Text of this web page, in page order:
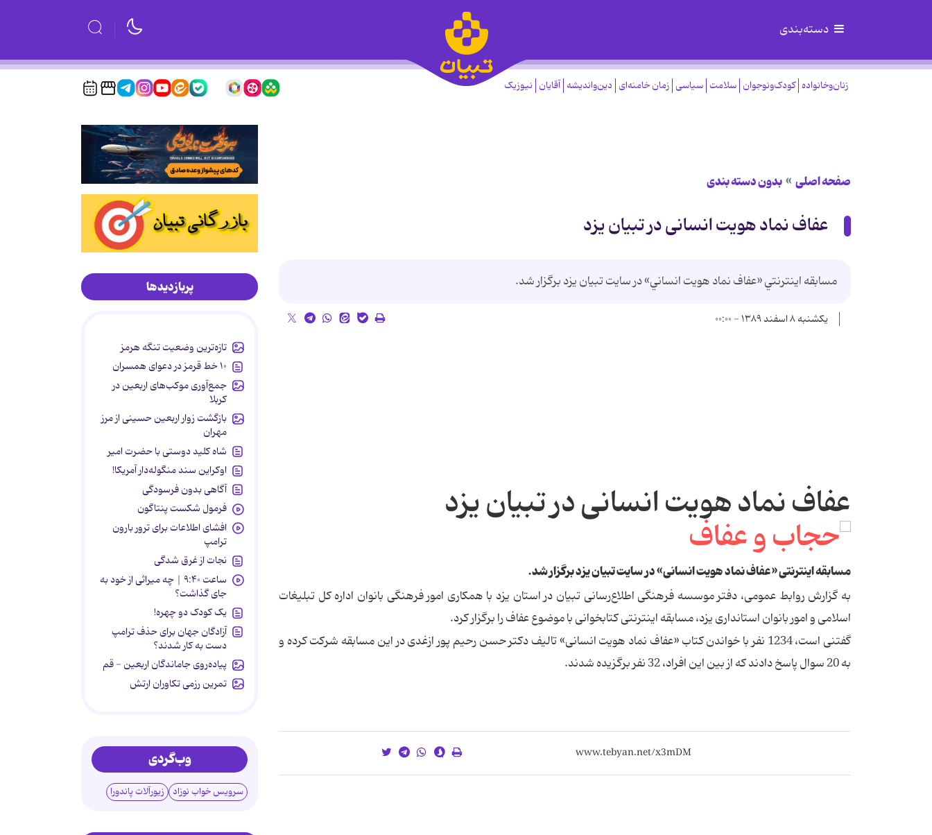
دسته‌بندی
زنان‌وخانواده کودک‌ونوجوان سلامت سیاسی زمان خامنه‌ای دین‌واندیشه آقایان نیوزیک
صفحه اصلی بدون دسته بندی
عفاف نماد هويت انسانی در تبیان یزد
مسابقه اينترنتي «عفاف نماد هويت انساني» در سایت تبيان يزد برگزار شد.
یکشنبه ۸ اسفند ۱۳۸۹ - ۰۰:۰۰
عفاف نماد هویت انسانی در تبیان یزد
مسابقه اینترنتی «عفاف نماد هویت انسانی» در سایت تبیان یزد برگزار شد.
به گزارش روابط عمومی، دفتر موسسه فرهنگی اطلاع‌رسانی تبیان در استان یزد با همکاری امور فرهنگی بانوان اداره کل تبلیغات
اسلامی و امور بانوان استانداری یزد، مسابقه اینترنتی کتابخوانی با موضوع عفاف را برگزار کرد.
گفتنی است، 1234 نفر با خواندن کتاب «عفاف نماد هویت انسانی» تالیف دکتر حسن رحیم پور ازغدی در این مسابقه شرکت کرده و
به 20 سوال پاسخ دادند که از بین این افراد، 32 نفر برگزیده شدند.
پربازدیدها
تازه‌ترین وضعیت تنگه هرمز
۱۰ خط قرمز در دعوای همسران
جمع‌آوری موکب‌های اربعین در
کربلا
بازگشت زوار اربعین حسینی از مرز
مهران
شاه کلید دوستی با حضرت امیر
اوکراین سند منگوله‌دار آمریکا!
آگاهی بدون فرسودگی
فرمول شکست پنتاگون
افشای اطلاعات برای ترور بارون
ترامپ
نجات از غرق شدگی
ساعت ۹:۴۰ | چه میراثی از خود به
جای گذاشت؟
یک کودک دو چهره!
آزادگان جهان برای حذف ترامپ
دست به کار شدند؟
پیاده‌روی جاماندگان اربعین - قم
تمرین رزمی تکاوران ارتش
وب‌گردی
سرویس خواب نوزاد زیورآلات پاندورا